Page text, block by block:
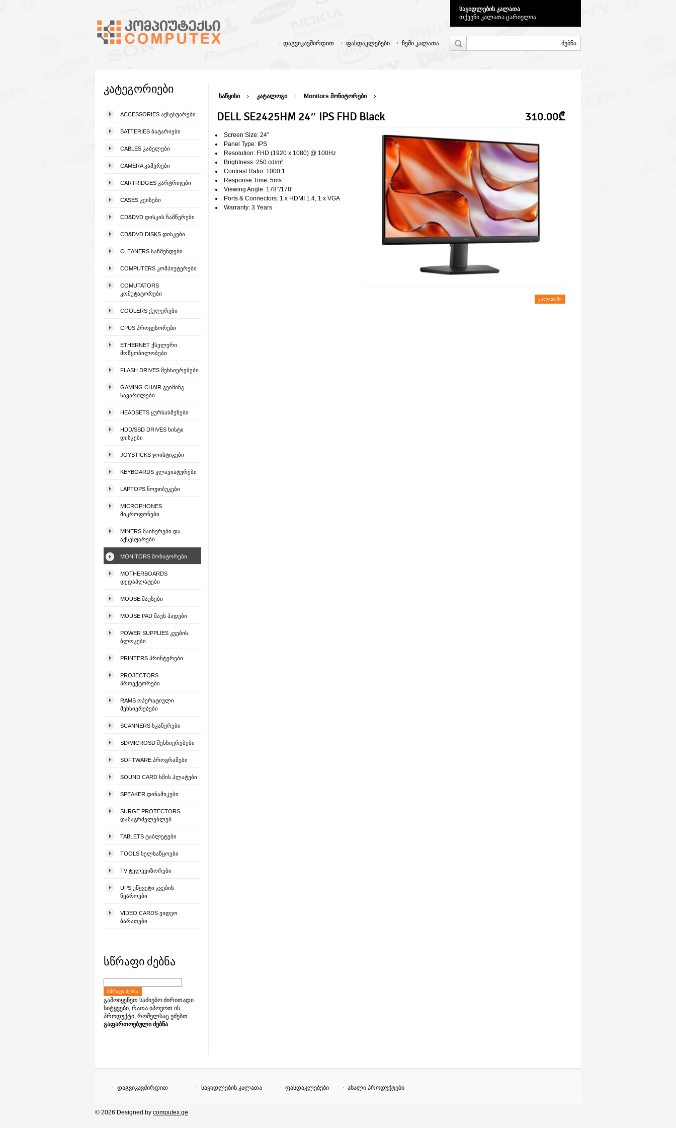
საყიდლების კალათა
თქვენი კალათა ცარიელია.
ჩემი კალათა
ფასდაკლებები
დაგვიკავშირდით
კატეგორიები
ACCESSORIES ᲐᲥᲡᲔᲡᲣᲐᲠᲔᲑᲘ
BATTERIES ᲑᲐᲢᲐᲠᲘᲔᲑᲘ
CABLES ᲙᲐᲑᲔᲚᲔᲑᲘ
CAMERA ᲙᲐᲛᲔᲠᲔᲑᲘ
CARTRIDGES ᲙᲐᲠᲢᲠᲘᲯᲔᲑᲘ
CASES ᲙᲔᲘᲡᲔᲑᲘ
CD&DVD ᲓᲘᲡᲙᲘᲡ ᲩᲐᲛᲬᲔᲠᲔᲑᲘ
CD&DVD DISKS ᲓᲘᲡᲙᲔᲑᲘ
CLEANERS ᲡᲐᲬᲛᲔᲜᲓᲔᲑᲘ
COMPUTERS ᲙᲝᲛᲞᲘᲣᲢᲔᲠᲔᲑᲘ
COMUTATORS
ᲙᲝᲛᲣᲢᲐᲢᲝᲠᲔᲑᲘ
COOLERS ᲥᲣᲚᲔᲠᲔᲑᲘ
CPUS ᲞᲠᲝᲪᲔᲡᲝᲠᲔᲑᲘ
ETHERNET ᲥᲡᲔᲚᲣᲠᲘ
ᲛᲝᲬᲧᲝᲑᲘᲚᲝᲑᲔᲑᲘ
FLASH DRIVES ᲛᲔᲮᲡᲘᲔᲠᲔᲑᲔᲑᲘ
GAMING CHAIR ᲒᲔᲘᲛᲘᲜᲒ
ᲡᲐᲕᲐᲠᲫᲚᲔᲑᲘ
HEADSETS ᲧᲣᲠᲡᲐᲡᲛᲔᲜᲔᲑᲘ
HDD/SSD DRIVES ᲮᲘᲡᲢᲘ
ᲓᲘᲡᲙᲔᲑᲘ
JOYSTICKS ᲯᲝᲘᲡᲢᲘᲙᲔᲑᲘ
KEYBOARDS ᲙᲚᲐᲕᲘᲐᲢᲣᲠᲔᲑᲘ
LAPTOPS ᲜᲝᲣᲗᲑᲣᲙᲔᲑᲘ
MICROPHONES
ᲛᲘᲙᲠᲝᲤᲝᲜᲔᲑᲘ
MINERS ᲛᲐᲘᲜᲔᲠᲔᲑᲘ ᲓᲐ
ᲐᲥᲡᲔᲡᲣᲐᲠᲔᲑᲘ
MONITORS ᲛᲝᲜᲘᲢᲝᲠᲔᲑᲘ
MOTHERBOARDS
ᲓᲔᲓᲐᲞᲚᲐᲢᲔᲑᲘ
MOUSE ᲛᲐᲣᲡᲔᲑᲘ
MOUSE PAD ᲛᲐᲣᲡ ᲞᲐᲓᲔᲑᲘ
POWER SUPPLIES ᲙᲕᲔᲑᲘᲡ
ᲑᲚᲝᲙᲔᲑᲘ
PRINTERS ᲞᲠᲘᲜᲢᲔᲠᲔᲑᲘ
PROJECTORS
ᲞᲠᲝᲔᲥᲢᲝᲠᲔᲑᲘ
RAMS ᲝᲞᲔᲠᲐᲢᲘᲣᲚᲘ
ᲛᲔᲮᲡᲘᲔᲠᲔᲑᲔᲑᲘ
SCANNERS ᲡᲙᲐᲜᲔᲠᲔᲑᲘ
SD/MICROSD ᲛᲔᲮᲡᲘᲔᲠᲔᲑᲔᲑᲘ
SOFTWARE ᲞᲠᲝᲒᲠᲐᲛᲔᲑᲘ
SOUND CARD ᲮᲛᲘᲡ ᲞᲚᲐᲢᲔᲑᲘ
SPEAKER ᲓᲘᲜᲐᲛᲘᲙᲔᲑᲘ
SURGE PROTECTORS
ᲓᲐᲛᲐᲒᲠᲫᲔᲚᲔᲑᲚᲔᲑ
TABLETS ᲢᲐᲑᲚᲔᲢᲔᲑᲘ
TOOLS ᲮᲔᲚᲡᲐᲬᲧᲝᲔᲑᲘ
TV ᲢᲔᲚᲔᲕᲘᲖᲝᲠᲔᲑᲘ
UPS ᲣᲬᲧᲕᲔᲢᲘ ᲙᲕᲔᲑᲘᲡ
ᲬᲧᲐᲠᲝᲔᲑᲘ
VIDEO CARDS ᲕᲘᲓᲔᲝ
ᲑᲐᲠᲐᲗᲔᲑᲘ
სწრაფი ძებნა
ᲡᲬᲠᲐᲤᲘ ᲫᲔᲑᲜᲐ
გამოიყენეთ საძიებო ძირითადი
სიტყვები, რათა იპოვოთ ის
პროდუქტი, რომელსაც ეძებთ.
გაფართოებული ძებნა
საწყისი კატალოგი Monitors მონიტორები
DELL SE2425HM 24″ IPS FHD Black 310.00₾
Screen Size: 24″
Panel Type: IPS
Resolution: FHD (1920 x 1080) @ 100Hz
Brightness: 250 cd/m²
Contrast Ratio: 1000:1
Response Time: 5ms
Viewing Angle: 178°/178°
Ports & Connectors: 1 x HDMI 1.4, 1 x VGA
Warranty: 3 Years
ᲙᲐᲚᲐᲗᲐᲨᲘ
დაგვიკავშირდით საყიდლების კალათა ფასდაკლებები ახალი პროდუქტები
© 2026 Designed by computex.ge